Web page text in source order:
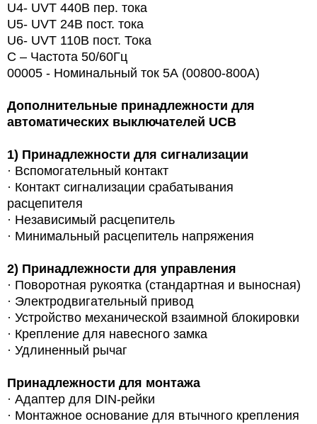
U4- UVT 440В пер. тока
U5- UVT 24В пост. тока
U6- UVT 110В пост. Тока
С – Частота 50/60Гц
00005 - Номинальный ток 5А (00800-800A)
Дополнительные принадлежности для
автоматических выключателей UCB
1) Принадлежности для сигнализации
· Вспомогательный контакт
· Контакт сигнализации срабатывания
расцепителя
· Независимый расцепитель
· Минимальный расцепитель напряжения
2) Принадлежности для управления
· Поворотная рукоятка (стандартная и выносная)
· Электродвигательный привод
· Устройство механической взаимной блокировки
· Крепление для навесного замка
· Удлиненный рычаг
Принадлежности для монтажа
· Адаптер для DIN-рейки
· Монтажное основание для втычного крепления